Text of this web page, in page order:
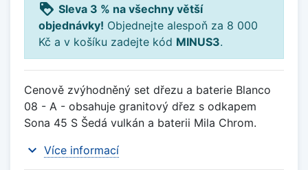
loyalty Sleva 3 % na všechny větší
objednávky! Objednejte alespoň za 8 000
Kč a v košíku zadejte kód MINUS3.
Cenově zvýhodněný set dřezu a baterie Blanco
08 - A - obsahuje granitový dřez s odkapem
Sona 45 S Šedá vulkán a baterii Mila Chrom.
expand_more Více informací